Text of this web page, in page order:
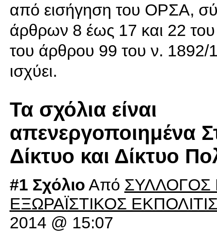
από εισήγηση του ΟΡΣΑ,
άρθρων 8 έως 17 και 22
του άρθρου 99 του ν. 1892/
ισχύει.
Τα σχόλια είναι
απενεργοποιημένα
Δίκτυο και Δίκτυο
#1 Σχόλιο Από
ΕΞΩΡΑΪΣΤΙΚΟΣ
2014 @ 15:07